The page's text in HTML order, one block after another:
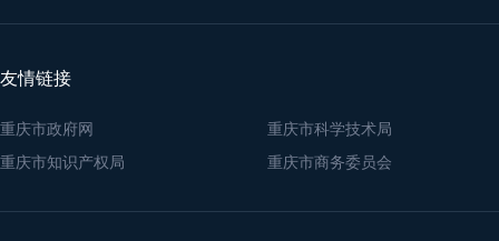
友情链接
重庆市政府网
重庆市科学技术局
重庆市知识产权局
重庆市商务委员会